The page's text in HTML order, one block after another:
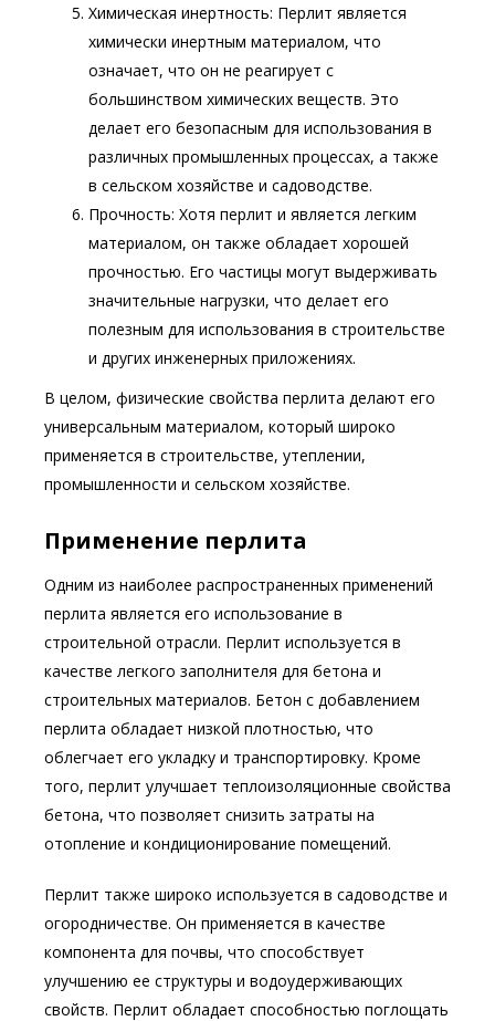
Химическая инертность: Перлит является
химически инертным материалом, что
означает, что он не реагирует с
большинством химических веществ. Это
делает его безопасным для использования в
различных промышленных процессах, а также
в сельском хозяйстве и садоводстве.
Прочность: Хотя перлит и является легким
материалом, он также обладает хорошей
прочностью. Его частицы могут выдерживать
значительные нагрузки, что делает его
полезным для использования в строительстве
и других инженерных приложениях.
В целом, физические свойства перлита делают его
универсальным материалом, который широко
применяется в строительстве, утеплении,
промышленности и сельском хозяйстве.
Применение перлита
Одним из наиболее распространенных применений
перлита является его использование в
строительной отрасли. Перлит используется в
качестве легкого заполнителя для бетона и
строительных материалов. Бетон с добавлением
перлита обладает низкой плотностью, что
облегчает его укладку и транспортировку. Кроме
того, перлит улучшает теплоизоляционные свойства
бетона, что позволяет снизить затраты на
отопление и кондиционирование помещений.
Перлит также широко используется в садоводстве и
огородничестве. Он применяется в качестве
компонента для почвы, что способствует
улучшению ее структуры и водоудерживающих
свойств. Перлит обладает способностью поглощать